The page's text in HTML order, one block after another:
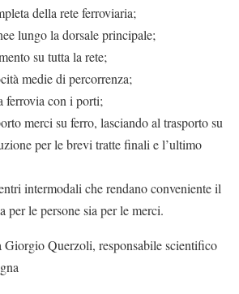
della rete ferroviaria;
lungo la dorsale principale;
su tutta la rete;
medie di percorrenza;
ferrovia con i porti;
merci su ferro, lasciando al trasporto su
per le brevi tratte finali e l’ultimo
intermodali che rendano conveniente il
per le persone sia per le merci.
Querzoli, responsabile scientifico